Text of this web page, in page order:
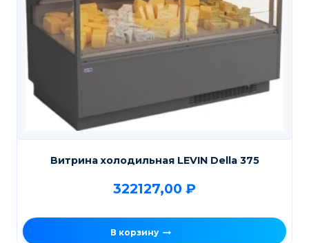
Витрина холодильная LEVIN Della 375
322127,00 ₽
В корзину